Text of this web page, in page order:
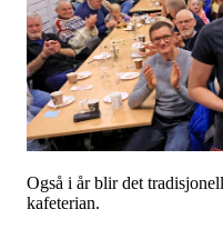
Også i år blir det
kafeterian.